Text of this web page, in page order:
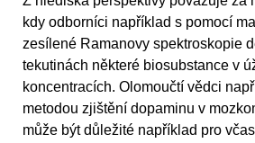
kdy odborníci například s pomocí
zesílené Ramanovy spektroskopie
tekutinách některé biosubstance v
koncentracích. Olomoučtí vědci
metodou zjištění dopaminu v
může být důležité například pro